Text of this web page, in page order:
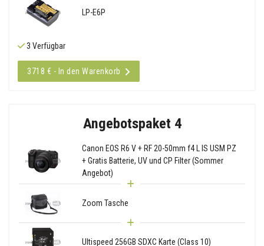
LP-E6P
3 Verfügbar
3718 € - In den Warenkorb
Angebotspaket 4
Canon EOS R6 V + RF 20-50mm f4 L IS USM PZ
+ Gratis Batterie, UV und CP Filter (Sommer
Angebot)
Zoom Tasche
Ultispeed 256GB SDXC Karte (Class 10)